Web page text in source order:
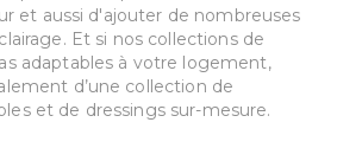
et aussi d'ajouter de nombreuses
Et si nos collections de
adaptables à votre logement,
d’une collection de
et de dressings sur-mesure.